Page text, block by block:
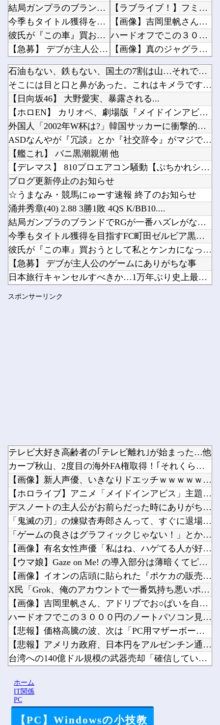
結局ガンプラのブランドでRGが一番ハズレがないよね？
今季もタイトル獲得を目指すFC町田ゼルビア黒田剛監督が抱負を語る
彼氏が『この車』買おうとして私とケンカになってるんだけどｗｗｗｗｗｗ
【急募】 デブが主人公のゲームにありがちな事
日本旅行キャンセルすべきか…1万年ぶり史上最大級の火山の兆し＝韓国の反応
離婚調停→裁判で5年、結局離婚成立したものの 別居期間中の生活費で1000万近くむしりとら...
【ナイトレイン】 1年やって深度2の雑魚ニキが発見される
Powered by livedoor 相互RSS
【ラブライブ！】フミコって可愛くね？他
【画像】吉岡里帆さん、アドリブでお○ぱいを自ら触らせてしまうｗｗｗｗｗｗｗ他
ハードオフでこの３０００円のノートパソコン見つけたんだけどどうですか？他
【画像】真のジャグラー演者さんの姿がカッコいいｗｗｗｗｗ他
【画像】あのちゃんの後ろ姿、「デカい」「いや普通」で大論争ｗｗｗｗ他
【悲報】価格高騰の波、次は「PC用マザーボード」か他
【悲報】アメリカ政府、日本円をアルゼンチン通貨危機と同列扱いへ・・・他
人気YouTuberさん、動画内で最悪の秘密がバレて終わる・・・他
台湾への140億ドル規模の武器売却「確信している」 …米共和党重鎮、マコール議員が表明！他
【悲報】チーター、無理矢理カメラを設置されてしょんぼり顔他
中国「大洪水！」三峡ダム「9門開放！（全力放流」中国都市「三峡沿線の道路水没」中国政府「高...
モンスターハンターというゲームの魅力ってどんな部分だと思う？他
Powered by livedoor 相互RSS
石油もない、鉄もない、国土の7割は山…それでも日本が世界屈指...
そこには目と口と鼻があった。これはキメラですか？ → 謎の生...
【日向坂46】 大野愛実、暴露される...
【ホロEN】 カリオペ、劇場版『メイドインアビス』第一部の主...
外国人「2002年W杯は?」韓国サッカーに衝撃的不祥事！W杯...
ASDなんやが『冗談』とか『社交辞令』がマジでわからなくて怖...
【艦これ】 バニ黒潮親潮 他
【デレマス】 810プロエアコン騒動【ぷちかれシリーズ】
ブログ更新停止のお知らせ
☆うまなみ・競馬にゅーす速報 終了のお知らせ
涌井秀章(40) 2.88 3勝1敗 4QS K/BB10....
結局ガンプラのブランドでRGが一番ハズレがないよね？
今季もタイトル獲得を目指すFC町田ゼルビア黒田剛監督が抱負を...
彼氏が『この車』買おうとして私とケンカになってるんだけどｗｗ...
【急募】 デブが主人公のゲームにありがちな事
日本旅行キャンセルすべきか…1万年ぶり史上最大級の火山の兆し...
スポンサーリンク
テレビ大好き高齢者の｢テレビ離れ｣が始まった…他
カープ秋山、2度目の海外FA権取得！｢それくらいの年齢までや...
【画像】新人声優、いきなりドエッチｗｗｗｗｗｗｗｗｗ他
【ホロライブ】アニメ「メイドインアビス」主題歌決定！「Cha...
デスノートの主人公がお前らだった時にありがちなことｗｗｗｗｗ...
「鬼滅の刃」の煉獄杏寿郎さんって、すぐに退場したのに何で人気...
「ゲームの良さはグラフィックじゃない！」とか言ってる奴ってグ...
【画像】有名女性声優「私はね、ハゲてる人が好きなの」他
【ウマ娘】Gaze on Me! の導入部分は薄暗くてピンク...
【画像】イオンの店頭に貼られた『ポケカの販売案内』が強気すぎ...
X民「Grok、俺のアカウントで一番気持ち悪いポストを教えて...
【画像】吉岡里帆さん、アドリブでお○ぱいを自ら触らせてしまう...
ハードオフでこの３０００円のノートパソコン見つけたんだけどど...
【悲報】価格高騰の波、次は「PC用マザーボード」か他
【悲報】アメリカ政府、日本円をアルゼンチン通貨危機と同列扱い...
台湾への140億ドル規模の武器売却「確信している」 …米共和...
ホーム
IT関係
PC
【PC】Windowsの小技教